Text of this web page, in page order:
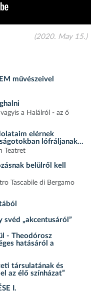
(2020. May 15.)
művészeivel
a Halálról - az ő
elérnek
lófráljanak...
Teatret
belülről kell
Tascabile di Bergamo
svéd „akcentusáról”
- Theodórosz
hatásáról a
társulatának és
az élő színházat”
I.